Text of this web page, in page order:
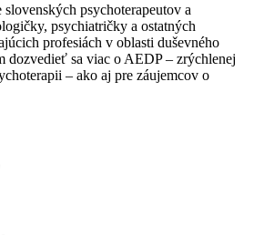
psychoterapeutov a
psychiatričky a ostatných
profesiách v oblasti duševného
dozvedieť sa viac o AEDP – zrýchlenej
– ako aj pre záujemcov o